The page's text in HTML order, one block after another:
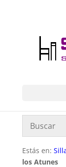
Estás en:
los Atunes